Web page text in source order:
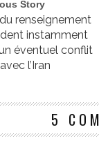
Story
renseignement
instamment
éventuel conflit
l’Iran
5